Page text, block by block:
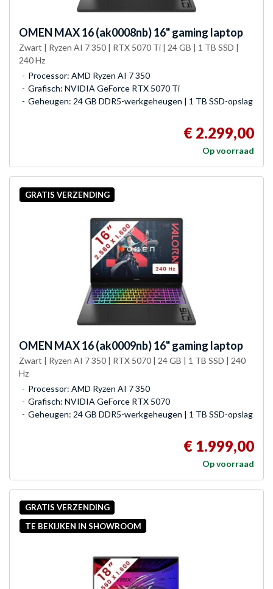
OMEN MAX 16 (ak0008nb) 16" gaming laptop
Zwart | Ryzen AI 7 350 | RTX 5070 Ti | 24 GB | 1 TB SSD |
240 Hz
Processor: AMD Ryzen AI 7 350
Grafisch: NVIDIA GeForce RTX 5070 Ti
Geheugen: 24 GB DDR5-werkgeheugen | 1 TB SSD-opslag
€ 2.299,00
Op voorraad
GRATIS VERZENDING
OMEN MAX 16 (ak0009nb) 16" gaming laptop
Zwart | Ryzen AI 7 350 | RTX 5070 | 24 GB | 1 TB SSD | 240
Hz
Processor: AMD Ryzen AI 7 350
Grafisch: NVIDIA GeForce RTX 5070
Geheugen: 24 GB DDR5-werkgeheugen | 1 TB SSD-opslag
€ 1.999,00
Op voorraad
GRATIS VERZENDING
TE BEKIJKEN IN SHOWROOM